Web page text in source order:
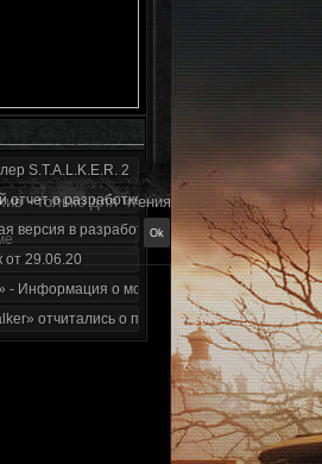
S.T.A.L.K.E.R. 2
о разработке!
версия в разработке!
от 29.06.20
- Информация о моде за июнь 2020
отчитались о проделанной работе
- только для чтения